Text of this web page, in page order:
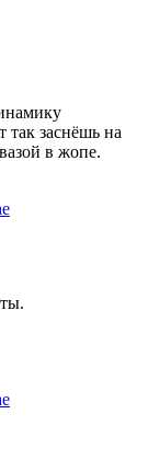
заснёшь на
в жопе.